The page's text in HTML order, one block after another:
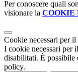
Per conoscere quali
visionare la COOKIE
Cookie necessari per
I cookie necessari per
disabilitati. È possibile
policy.